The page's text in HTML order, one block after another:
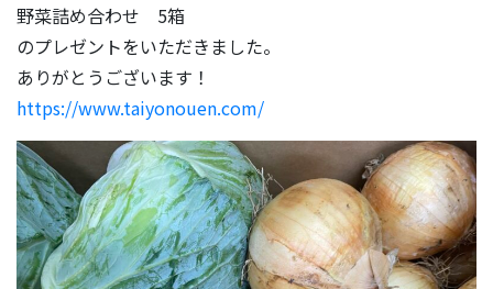
野菜詰め合わせ 5箱
のプレゼントをいただきました。
ありがとうございます！
https://www.taiyonouen.com/